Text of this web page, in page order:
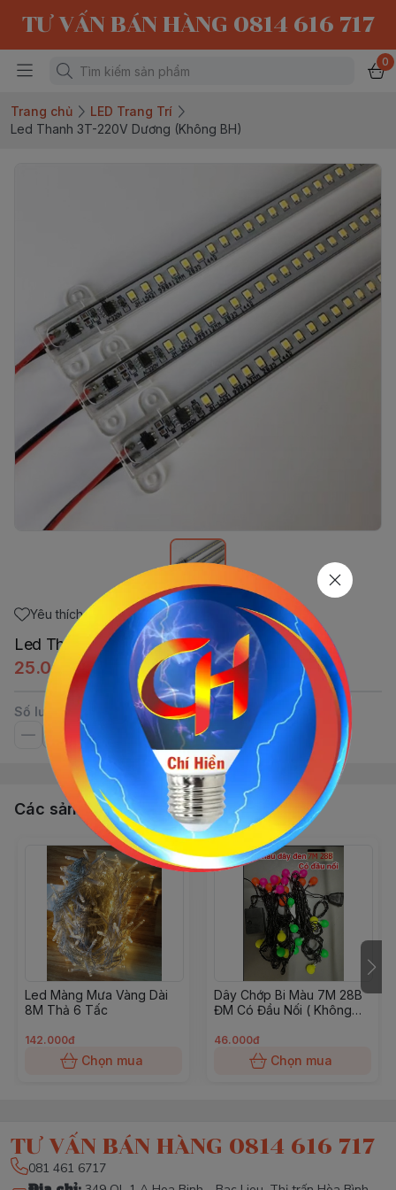
TƯ VẤN BÁN HÀNG 0814 616 717
0
Trang chủ
LED Trang Trí
Led Thanh 3T-220V Dương (Không BH)
Yêu thích
Led Thanh 3T-220V Dương (Không BH)
25.000đ
Số lượng
Các sản phẩm, dịch vụ khác
Led Màng Mưa Vàng Dài
8M Thả 6 Tấc
142.000đ
Chọn mua
Dây Chớp Bi Màu 7M 28B
ĐM Có Đầu Nối ( Không
46.000đ
Chọn mua
TƯ VẤN BÁN HÀNG 0814 616 717
081 461 6717